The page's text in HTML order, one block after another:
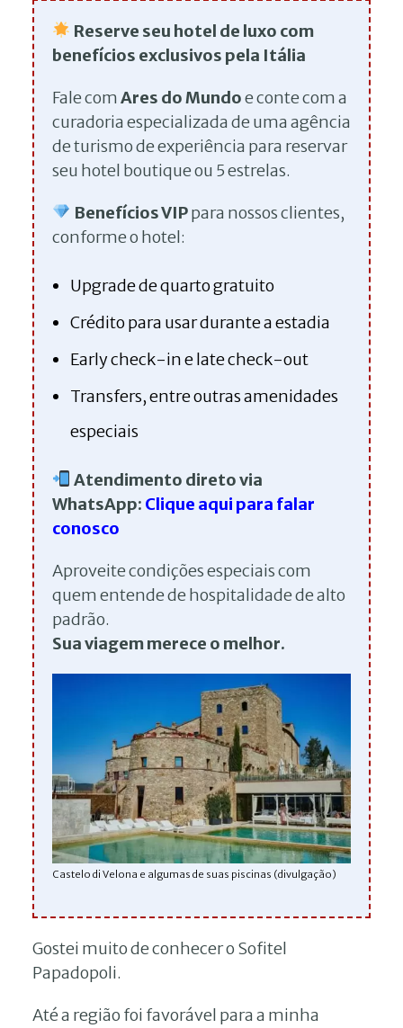
Reserve seu hotel de luxo com
benefícios exclusivos pela Itália
Fale comAres do Mundoe conte com a
curadoria especializada de uma agência
de turismo de experiência para reservar
seu hotel boutique ou 5 estrelas.
Benefícios VIPpara nossos clientes,
conforme o hotel:
Upgrade de quarto gratuito
Crédito para usar durante a estadia
Early check-in e late check-out
Transfers, entre outras amenidades
especiais
Atendimento direto via
WhatsApp: Clique aqui para falar
conosco
Aproveite condições especiais com
quem entende de hospitalidade de alto
padrão.
Sua viagem merece o melhor.
Castelo di Velona e algumas de suas piscinas (divulgação)
Gostei muito de conhecer o Sofitel
Papadopoli.
Até a região foi favorável para a minha